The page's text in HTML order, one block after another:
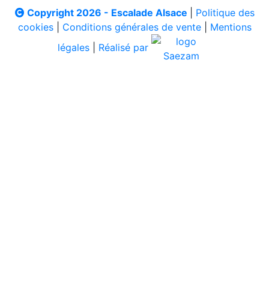
Copyright 2026 - Escalade Alsace
Politique des
cookies| Conditions générales de vente| Mentions
légales
Réalisé par